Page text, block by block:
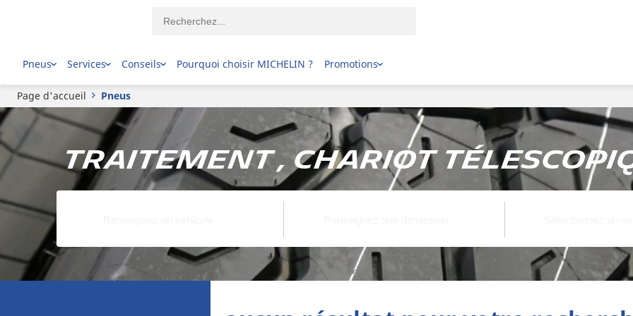
Pneus Services Conseils Pourquoi choisir MICHELIN ? Promotions
Page d'accueil Pneus
Traitement , Chariot